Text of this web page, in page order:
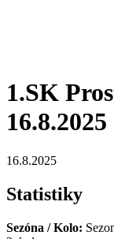
1.SK
16.8.2025
16.8.2025
Statistiky
Sezóna / Kolo: